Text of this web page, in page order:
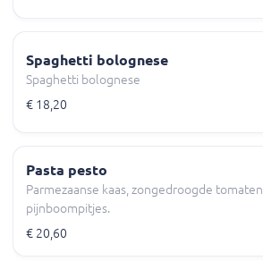
Spaghetti bolognese
Spaghetti bolognese
€ 18,20
Pasta pesto
Parmezaanse kaas, zongedroogde tomaten,
pijnboompitjes.
€ 20,60